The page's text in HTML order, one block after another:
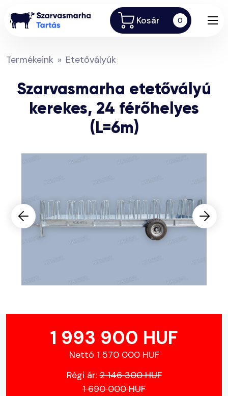
Kosár 0
Termékeink Etetővályúk
Szarvasmarha etetővályú
kerekes, 24 férőhelyes
(L=6m)
1 993 900 HUF
Nettó 1 570 000 HUF
Régi ár:2 146 300 HUF
1 690 000 HUF